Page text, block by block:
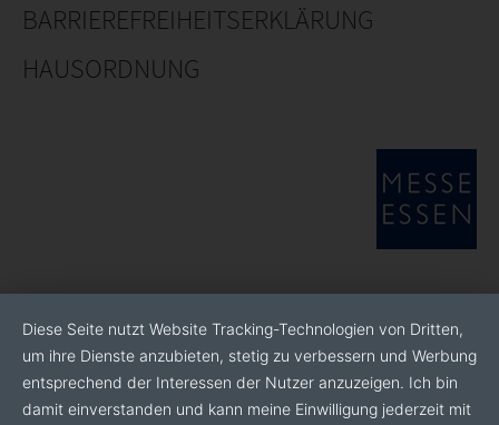
BARRIEREFREIHEITSERKLÄRUNG
HAUSORDNUNG
Diese Seite nutzt Website Tracking-Technologien von Dritten,
um ihre Dienste anzubieten, stetig zu verbessern und Werbung
entsprechend der Interessen der Nutzer anzuzeigen. Ich bin
damit einverstanden und kann meine Einwilligung jederzeit mit